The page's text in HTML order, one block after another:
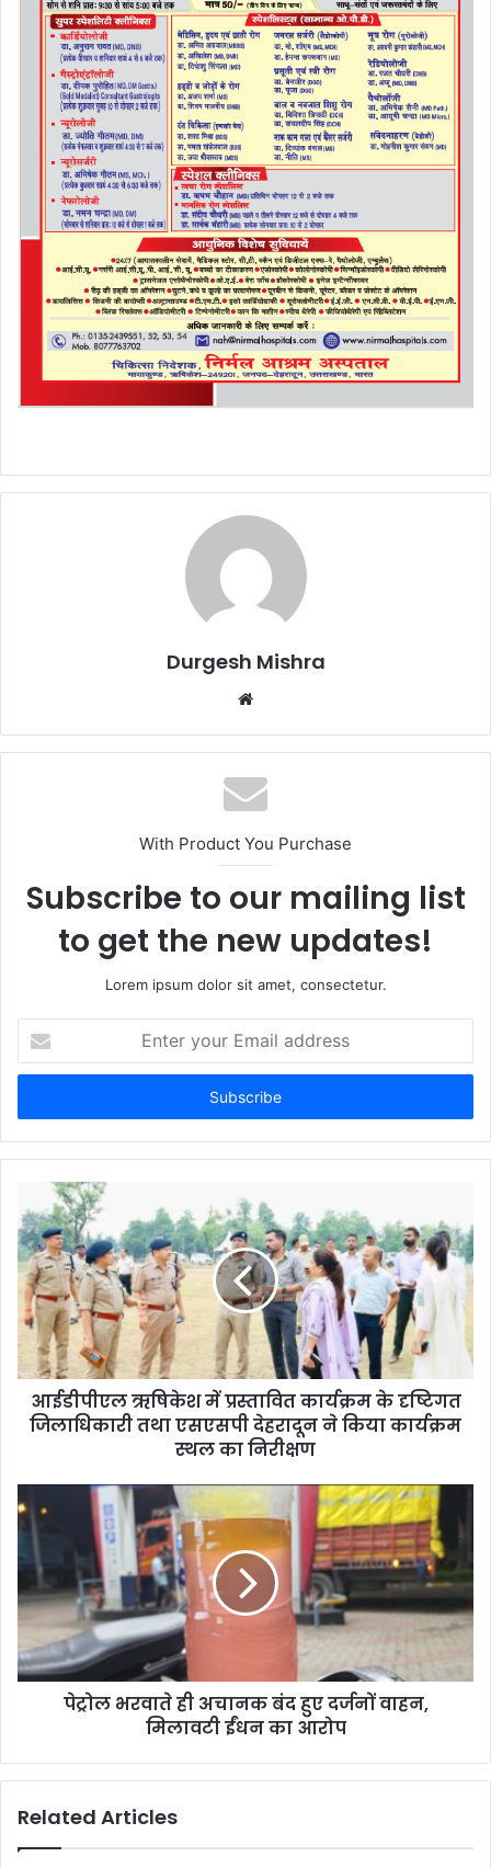
Durgesh Mishra
Website
With Product You Purchase
Subscribe to our mailing list
to get the new updates!
Lorem ipsum dolor sit amet, consectetur.
your
Email
आईडीपीएल ऋषिकेश में प्रस्तावित कार्यक्रम के दृष्टिगत
जिलाधिकारी तथा एसएसपी देहरादून ने किया कार्यक्रम
स्थल का निरीक्षण
पेट्रोल भरवाते ही अचानक बंद हुए दर्जनों वाहन,
मिलावटी ईंधन का आरोप
Related Articles